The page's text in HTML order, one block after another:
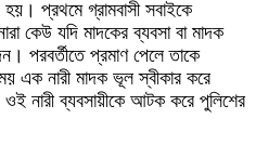
প্রথমে গ্রামবাসী সবাইকে
কেউ যদি মাদকের ব্যবসা বা মাদক
পরবর্তীতে প্রমাণ পেলে তাকে
এক নারী মাদক ভূল স্বীকার করে
নারী ব্যবসায়ীকে আটক করে পুলিশের